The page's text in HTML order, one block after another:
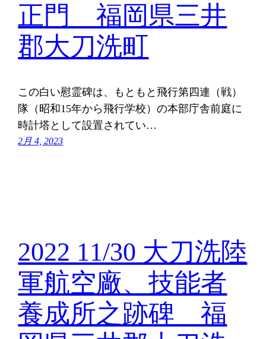
正門 福岡県三井
郡大刀洗町
この白い慰霊碑は、もともと飛行第四連（戦）
隊（昭和15年から飛行学校）の本部庁舎前庭に
時計塔として設置されてい…
2月 4, 2023
2022 11/30 大刀洗陸
軍航空廠、技能者
養成所之跡碑 福